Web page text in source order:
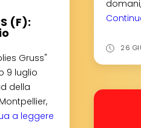
(F):
Gruss"
9 luglio
della
a leggere
26